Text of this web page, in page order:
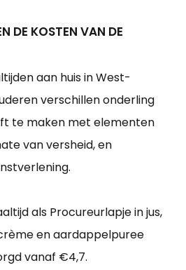
DE KOSTEN VAN DE
aan huis in West-
verschillen onderling
te maken met elementen
van versheid, en
als Procureurlapje in jus,
en aardappelpuree
vanaf €4,7.